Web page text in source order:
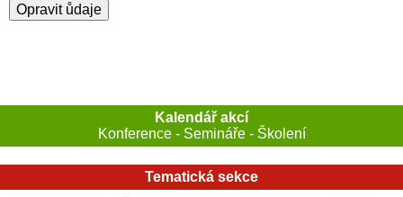
Opravit ůdaje
Kalendář akcí
Konference - Semináře - Školení
Tematická sekce